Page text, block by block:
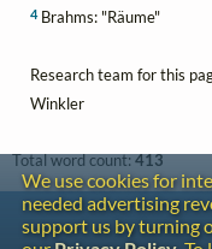
4Brahms: "Räume"
Research team for this
Winkler
Total word count:413
We use cookies for
needed advertising
support us by turning